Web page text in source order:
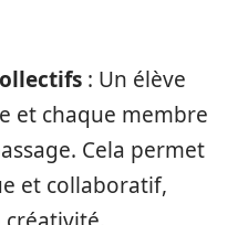
: Un élève
et chaque membre
Cela permet
et collaboratif,